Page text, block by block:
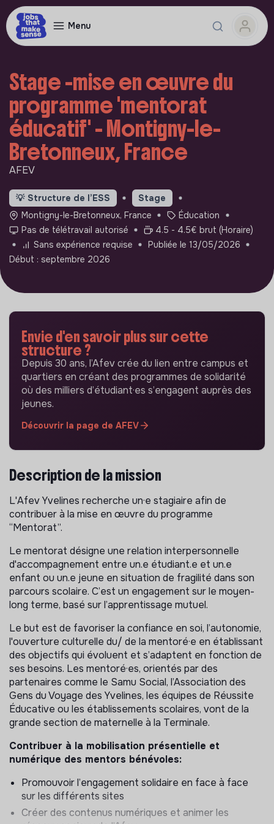
Menu
Stage -mise en œuvre du
programme 'mentorat
éducatif' - Montigny-le-
Bretonneux, France
AFEV
💡 Structure de l’ESS
Stage
Montigny-le-Bretonneux, France
Éducation
Pas de télétravail autorisé
4.5 - 4.5€ brut (Horaire)
Sans expérience requise
Publiée le 13/05/2026
Début : septembre 2026
Envie d'en savoir plus sur cette
structure ?
Depuis 30 ans, l’Afev crée du lien entre campus et
quartiers en créant des programmes de solidarité
où des milliers d’étudiant·es s’engagent auprès des
jeunes.
Découvrir la page de AFEV
Description de la mission
L'Afev Yvelines recherche un·e stagiaire afin de
contribuer à la mise en œuvre du programme
“Mentorat”.
Le mentorat désigne une relation interpersonnelle
d'accompagnement entre un.e étudiant.e et un.e
enfant ou un.e jeune en situation de fragilité dans son
parcours scolaire. C’est un engagement sur le moyen-
long terme, basé sur l’apprentissage mutuel.
Le but est de favoriser la confiance en soi, l’autonomie,
l'ouverture culturelle du/ de la mentoré·e en établissant
des objectifs qui évoluent et s’adaptent en fonction de
ses besoins. Les mentoré·es, orientés par des
partenaires comme le Samu Social, l’Association des
Gens du Voyage des Yvelines, les équipes de Réussite
Éducative ou les établissements scolaires, vont de la
grande section de maternelle à la Terminale.
Contribuer à la mobilisation présentielle et
numérique des mentors bénévoles:
Promouvoir l’engagement solidaire en face à face
sur les différents sites
Créer des contenus numériques et animer les